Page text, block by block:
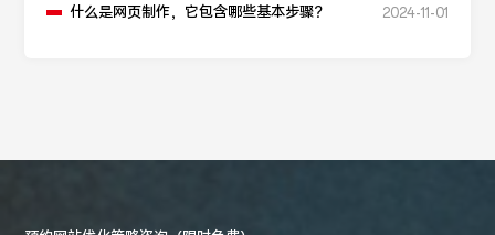
什么是网页制作，它包含哪些基本步骤？ 2024-11-01